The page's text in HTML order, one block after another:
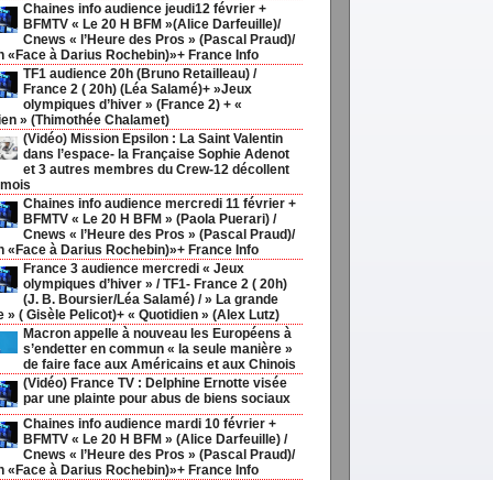
Chaines info audience jeudi12 février +
BFMTV « Le 20 H BFM »(Alice Darfeuille)/
Cnews « l’Heure des Pros » (Pascal Praud)/
«Face à Darius Rochebin)»+ France Info
TF1 audience 20h (Bruno Retailleau) /
France 2 ( 20h) (Léa Salamé)+ »Jeux
olympiques d’hiver » (France 2) + «
» (Thimothée Chalamet)
(Vidéo) Mission Epsilon : La Saint Valentin
dans l’espace- la Française Sophie Adenot
et 3 autres membres du Crew-12 décollent
Chaines info audience mercredi 11 février +
BFMTV « Le 20 H BFM » (Paola Puerari) /
Cnews « l’Heure des Pros » (Pascal Praud)/
«Face à Darius Rochebin)»+ France Info
France 3 audience mercredi « Jeux
olympiques d’hiver » / TF1- France 2 ( 20h)
(J. B. Boursier/Léa Salamé) / » La grande
» ( Gisèle Pelicot)+ « Quotidien » (Alex Lutz)
Macron appelle à nouveau les Européens à
s’endetter en commun « la seule manière »
de faire face aux Américains et aux Chinois
(Vidéo) France TV : Delphine Ernotte visée
par une plainte pour abus de biens sociaux
Chaines info audience mardi 10 février +
BFMTV « Le 20 H BFM » (Alice Darfeuille) /
Cnews « l’Heure des Pros » (Pascal Praud)/
«Face à Darius Rochebin)»+ France Info